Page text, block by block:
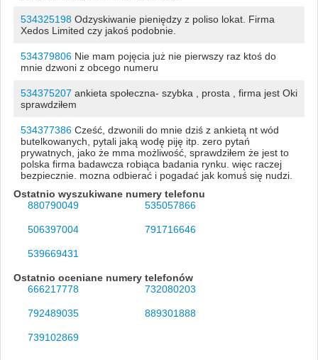
534325198Odzyskiwanie pieniędzy z poliso lokat. Firma
Xedos Limited czy jakoś podobnie.
534379806Nie mam pojęcia już nie pierwszy raz ktoś do
mnie dzwoni z obcego numeru
534375207 ankieta społeczna- szybka , prosta , firma jest Oki
sprawdziłem
534377386Cześć, dzwonili do mnie dziś z ankietą nt wód
butelkowanych, pytali jaką wodę piję itp. zero pytań
prywatnych, jako że mma możliwość, sprawdziłem że jest to
polska firma badawcza robiąca badania rynku. więc raczej
bezpiecznie. mozna odbierać i pogadać jak komuś się nudzi.
Ostatnio wyszukiwane numery telefonu
880790049
535057866
506397004 791716646
539669431
Ostatnio oceniane numery telefonów
666217778
732080203
792489035 889301888
739102869